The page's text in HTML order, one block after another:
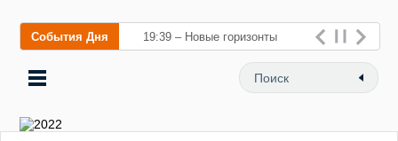
События Дня 19:39 – Новые горизонты
флебологии: в Москве
открылся «Городской центр